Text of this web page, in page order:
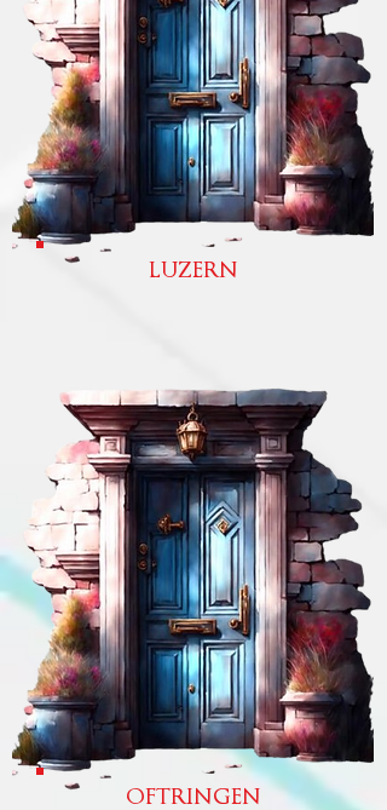
LUZERN
OFTRINGEN